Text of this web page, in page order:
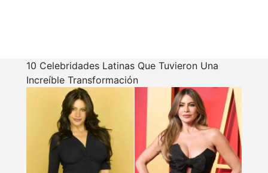
10 Celebridades Latinas Que Tuvieron Una
Increíble Transformación